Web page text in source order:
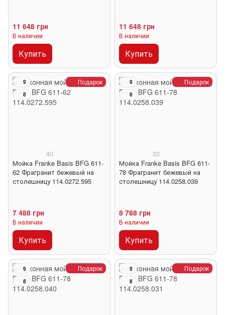
11 648 грн
В наличии
Купить
11 648 грн
В наличии
Купить
Подарок
9
8
40
Мойка Franke Basis BFG 611-
62 Фрагранит бежевый на
столешницу 114.0272.595
7 488 грн
В наличии
Купить
Подарок
9
8
33
Мойка Franke Basis BFG 611-
78 Фрагранит бежевый на
столешницу 114.0258.039
8 788 грн
В наличии
Купить
Подарок
9
8
Подарок
9
8